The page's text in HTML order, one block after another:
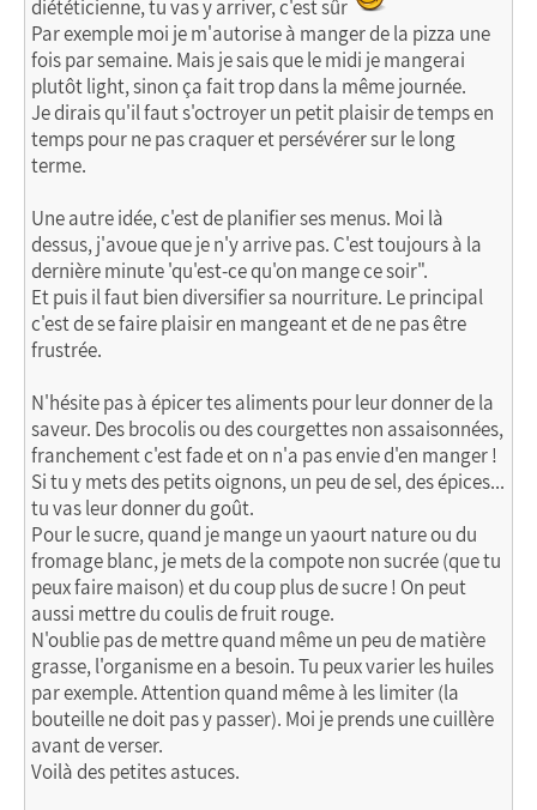
diététicienne, tu vas y arriver, c'est sûr
Par exemple moi je m'autorise à manger de la pizza une
fois par semaine. Mais je sais que le midi je mangerai
plutôt light, sinon ça fait trop dans la même journée.
Je dirais qu'il faut s'octroyer un petit plaisir de temps en
temps pour ne pas craquer et persévérer sur le long
terme.
Une autre idée, c'est de planifier ses menus. Moi là
dessus, j'avoue que je n'y arrive pas. C'est toujours à la
dernière minute 'qu'est-ce qu'on mange ce soir".
Et puis il faut bien diversifier sa nourriture. Le principal
c'est de se faire plaisir en mangeant et de ne pas être
frustrée.
N'hésite pas à épicer tes aliments pour leur donner de la
saveur. Des brocolis ou des courgettes non assaisonnées,
franchement c'est fade et on n'a pas envie d'en manger !
Si tu y mets des petits oignons, un peu de sel, des épices...
tu vas leur donner du goût.
Pour le sucre, quand je mange un yaourt nature ou du
fromage blanc, je mets de la compote non sucrée (que tu
peux faire maison) et du coup plus de sucre ! On peut
aussi mettre du coulis de fruit rouge.
N'oublie pas de mettre quand même un peu de matière
grasse, l'organisme en a besoin. Tu peux varier les huiles
par exemple. Attention quand même à les limiter (la
bouteille ne doit pas y passer). Moi je prends une cuillère
avant de verser.
Voilà des petites astuces.